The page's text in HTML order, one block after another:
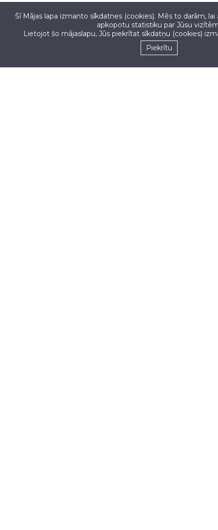
Seko mums
Šī Mājas lapa izmanto sīkdatnes (cookies). Mēs to darām,
apkopotu statistiku par Jūsu
Lietojot šo mājaslapu, Jūs piekrītat sīkdatņu (cookies)
Piekrītu